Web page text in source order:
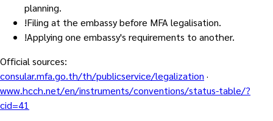
planning.
!Filing at the embassy before MFA legalisation.
!Applying one embassy's requirements to another.
Official sources:
consular.mfa.go.th/th/publicservice/legalization ·
www.hcch.net/en/instruments/conventions/status-table/?
cid=41